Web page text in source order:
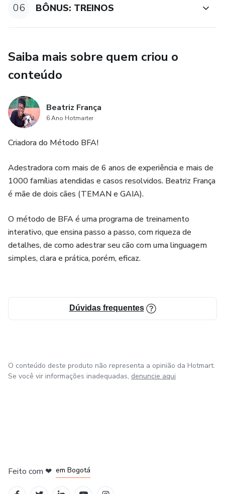
06 BÔNUS: TREINOS
Saiba mais sobre quem criou o
conteúdo
Beatriz França
6 Ano Hotmarter
Criadora do Método BFA!
Adestradora com mais de 6 anos de experiência e mais de
1000 famílias atendidas e casos resolvidos. Beatriz França
é mãe de dois cães (TEMAN e GAIA).
O método de BFA é uma programa de treinamento
interativo, que ensina passo a passo, com riqueza de
detalhes, de como adestrar seu cão com uma linguagem
simples, clara e prática, porém, eficaz.
Dúvidas frequentes
O conteúdo deste produto não representa a opinião da Hotmart.
Se você vir informações inadequadas, denuncie aqui
Feito com ❤ em Bogotá